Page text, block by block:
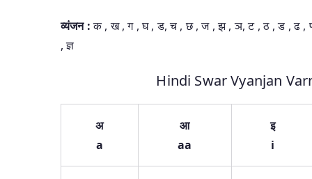
व्यंजन :क , ख , ग , घ , ड, च , छ , ज , झ , ञ, ट , ठ , ड , ढ ,
, ज्ञ
Hindi Swar Vyanjan
अ
a
आ
aa
इ
i